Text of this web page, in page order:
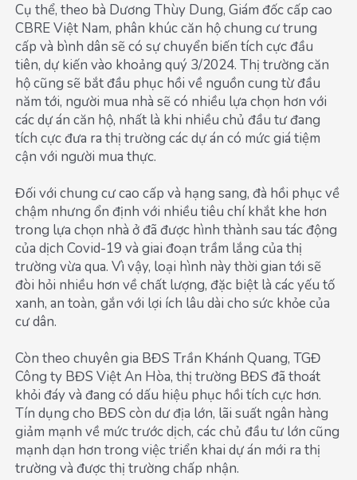
Cụ thể, theo bà Dương Thùy Dung, Giám đốc cấp cao
CBRE Việt Nam, phân khúc căn hộ chung cư trung
cấp và bình dân sẽ có sự chuyển biến tích cực đầu
tiên, dự kiến vào khoảng quý 3/2024. Thị trường căn
hộ cũng sẽ bắt đầu phục hồi về nguồn cung từ đầu
năm tới, người mua nhà sẽ có nhiều lựa chọn hơn với
các dự án căn hộ, nhất là khi nhiều chủ đầu tư đang
tích cực đưa ra thị trường các dự án có mức giá tiệm
cận với người mua thực.
Đối với chung cư cao cấp và hạng sang, đà hồi phục về
chậm nhưng ổn định với nhiều tiêu chí khắt khe hơn
trong lựa chọn nhà ở đã được hình thành sau tác động
của dịch Covid-19 và giai đoạn trầm lắng của thị
trường vừa qua. Vì vậy, loại hình này thời gian tới sẽ
đòi hỏi nhiều hơn về chất lượng, đặc biệt là các yếu tố
xanh, an toàn, gắn với lợi ích lâu dài cho sức khỏe của
cư dân.
Còn theo chuyên gia BĐS Trần Khánh Quang, TGĐ
Công ty BĐS Việt An Hòa, thị trường BĐS đã thoát
khỏi đáy và đang có dấu hiệu phục hồi tích cực hơn.
Tín dụng cho BĐS còn dư địa lớn, lãi suất ngân hàng
giảm mạnh về mức trước dịch, các chủ đầu tư lớn cũng
mạnh dạn hơn trong việc triển khai dự án mới ra thị
trường và được thị trường chấp nhận.